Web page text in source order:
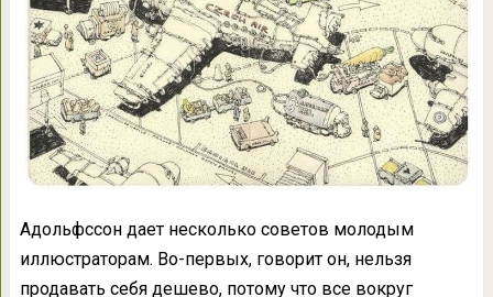
Адольфссон дает несколько советов молодым
иллюстраторам. Во-первых, говорит он, нельзя
продавать себя дешево, потому что все вокруг